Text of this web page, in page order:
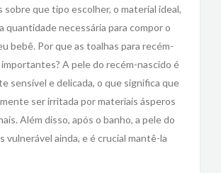
sobre que tipo escolher, o material ideal,
quantidade necessária para compor o
bebê. Por que as toalhas para recém-
A pele do recém-nascido é
sensível e delicada, o que significa que
ser irritada por materiais ásperos
Além disso, após o banho, a pele do
vulnerável ainda, e é crucial mantê-la